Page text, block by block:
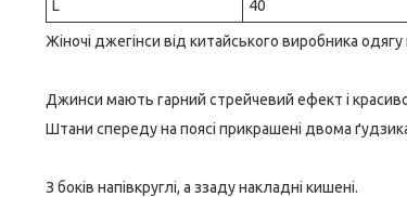
L
40
Жіночі джегінси від китайського виробника
Джинси мають гарний стрейчевий ефект і красиво
Штани спереду на поясі прикрашені двома
З боків напівкруглі, а ззаду накладні кишені.